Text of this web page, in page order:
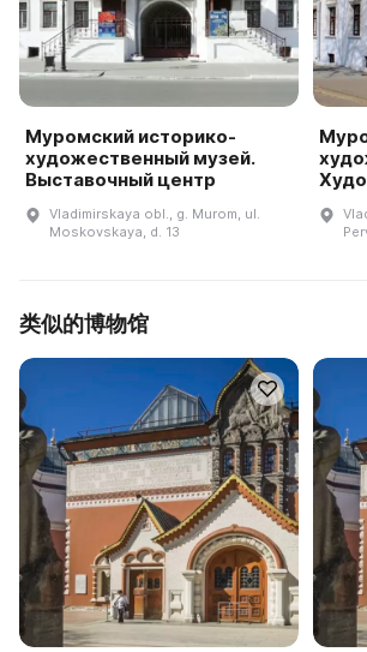
Муромский историко-
художественный музей.
Выставочный центр
Vladimirskaya obl., g. Murom, ul.
Moskovskaya, d. 13
类似的博物馆